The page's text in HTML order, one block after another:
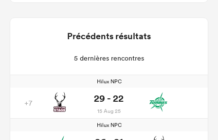
Précédents résultats
5 dernières rencontres
Hilux NPC
+7 29 - 22
15 Aug 25
Hilux NPC